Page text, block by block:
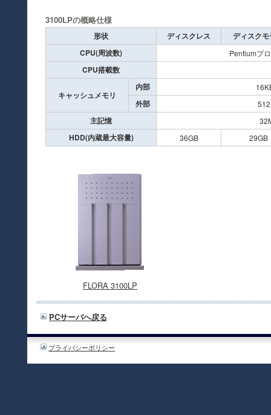
3100LPの概略仕様
形状 ディスクレス
ディスク
CPU(周波数)
Pentiumプ
CPU搭載数
キャッシュメモリ
内部
外部
主記憶
HDD(内蔵最大容量) 36GB 29GB
FLORA 3100LP
PCサーバへ戻る
プライバシーポリシー